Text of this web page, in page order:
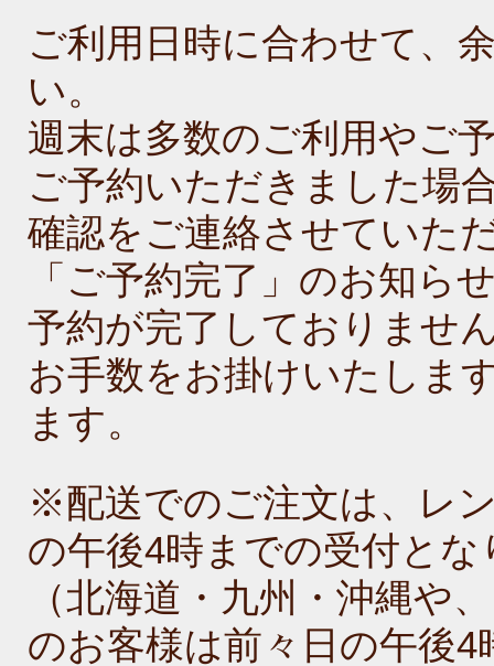
ご利用日時に合わせて、
い。
週末は多数のご利用やご
ご予約いただきました場
確認をご連絡させていた
「ご予約完了」のお知ら
予約が完了しておりませ
お手数をお掛けいたしま
ます。
※配送でのご注文は、レ
の午後4時までの受付とな
（北海道・九州・沖縄や
のお客様は前々日の午後